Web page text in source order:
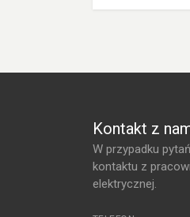
Kontakt z
W przypadku
kontaktu z
elektrycznej.